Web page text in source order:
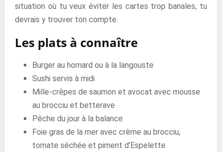
situation où tu veux éviter les cartes trop banales, tu
devrais y trouver ton compte.
Les plats à connaître
Burger au homard ou à la langouste
Sushi servis à midi
Mille-crêpes de saumon et avocat avec mousse
au brocciu et betterave
Pêche du jour à la balance
Foie gras de la mer avec crème au brocciu,
tomate séchée et piment d’Espelette